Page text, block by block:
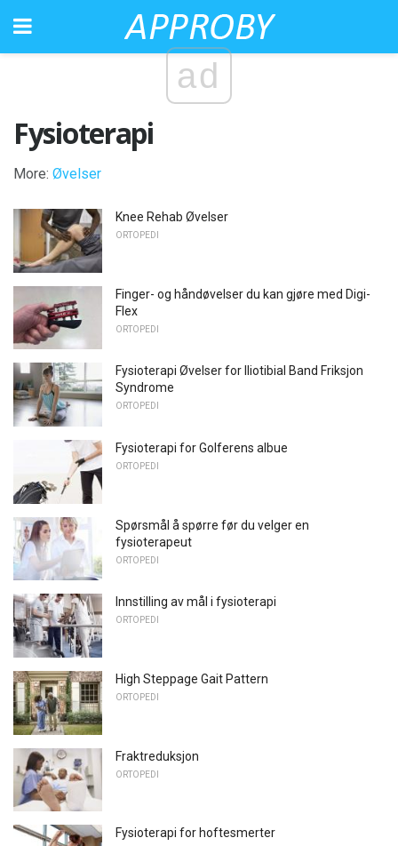
ad
Fysioterapi
More: Øvelser
Knee Rehab Øvelser
ORTOPEDI
Finger- og håndøvelser du kan gjøre med Digi-
Flex
ORTOPEDI
Fysioterapi Øvelser for Iliotibial Band Friksjon
Syndrome
ORTOPEDI
Fysioterapi for Golferens albue
ORTOPEDI
Spørsmål å spørre før du velger en
fysioterapeut
ORTOPEDI
Innstilling av mål i fysioterapi
ORTOPEDI
High Steppage Gait Pattern
ORTOPEDI
Fraktreduksjon
ORTOPEDI
Fysioterapi for hoftesmerter